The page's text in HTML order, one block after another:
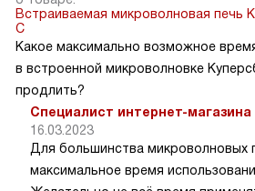
Встраиваемая микроволновая печь
C
Какое максимально возможное
в встроенной микроволновке
продлить?
Специалист интернет-магазина
16.03.2023
Для большинства микроволновых
максимальное время